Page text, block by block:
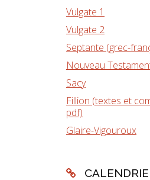
Vulgate 1
Vulgate 2
Septante (grec-
Nouveau
Sacy
Fillion (textes et
pdf)
Glaire-Vigouroux